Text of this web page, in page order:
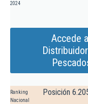
2024
Accede
Ranking
Nacional
Posición